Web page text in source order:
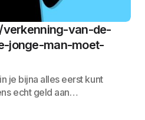
van-de-
jonge-man-moet-
je bijna alles eerst kunt
echt geld aan…